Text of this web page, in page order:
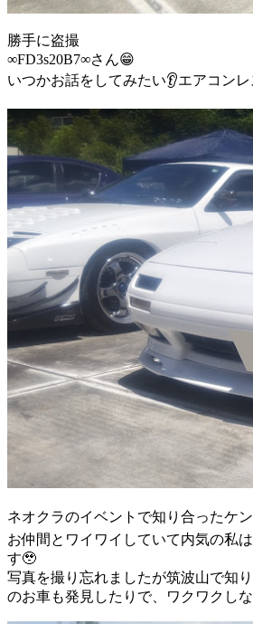
勝手に盗撮
∞FD3s20B7∞さん😁
いつかお話をしてみたい👂エアコン
ネオクラのイベントで知り合ったケ
お仲間とワイワイしていて内気の私
す🥹
写真を撮り忘れましたが筑波山で知
のお車も発見したりで、ワクワクし